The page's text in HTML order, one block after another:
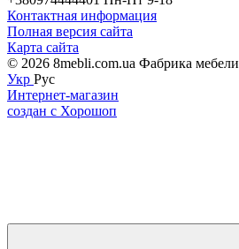
Контактная информация
Полная версия сайта
Карта сайта
© 2026 8mebli.com.ua Фабрика мебели
Укр Рус
Интернет-магазин
создан с Хорошоп